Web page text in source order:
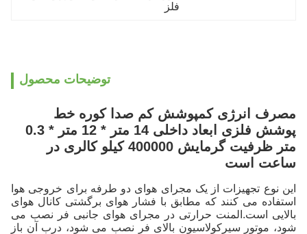
فلز
توضیحات محصول
مصرف انرژی کمپوشش کم صدا کوره خط
پوشش فلزی ابعاد داخلی 14 متر * 12 متر * 0.3
متر ظرفیت گرمایش 400000 کیلو کالری در
ساعت است
این نوع تجهیزات از یک مجرای هوای دو طرفه برای خروجی هوا
استفاده می کنند که مطابق با فشار هوای برگشتی کانال هوای
بالایی است.المنت حرارتی در مجرای هوای جانبی فر نصب می
شود، موتور سیرکولاسیون بالای فر نصب می شود، درب آن باز